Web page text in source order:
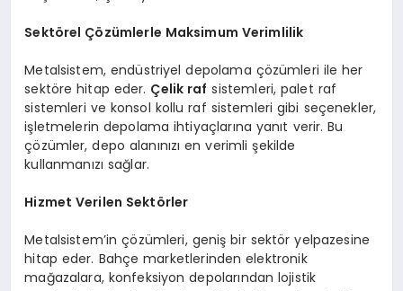
Sektörel Çözümlerle Maksimum Verimlilik
Metalsistem, endüstriyel depolama çözümleri ile her
sektöre hitap eder. Çelik raf sistemleri, palet raf
sistemleri ve konsol kollu raf sistemleri gibi seçenekler,
işletmelerin depolama ihtiyaçlarına yanıt verir. Bu
çözümler, depo alanınızı en verimli şekilde
kullanmanızı sağlar.
Hizmet Verilen Sektörler
Metalsistem’in çözümleri, geniş bir sektör yelpazesine
hitap eder. Bahçe marketlerinden elektronik
mağazalara, konfeksiyon depolarından lojistik